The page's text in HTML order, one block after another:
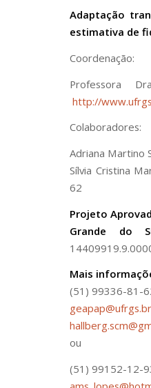
Adaptação
estimativa de
Coordenação:
Professora
http://
Colaboradores:
Adriana Martino
Sílvia Cristina
62
Projeto
Grande do
Mais
(51) 99336-81-
geapap@ufrgs.br
ou
(51) 99152-12-